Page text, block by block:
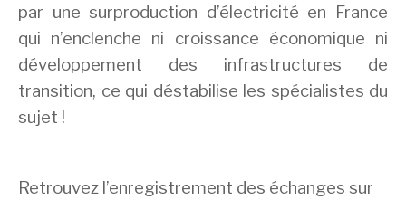
par une surproduction d’électricité en France
qui n’enclenche ni croissance économique ni
développement des infrastructures de
transition, ce qui déstabilise les spécialistes du
sujet !
Retrouvez l’enregistrement des échanges sur